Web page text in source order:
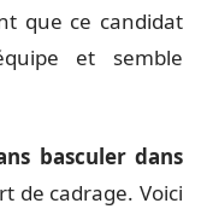
que ce candidat
et semble
basculer dans
de cadrage. Voici